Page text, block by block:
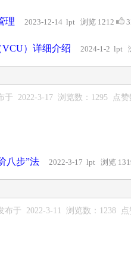
理 2023-12-14 lpt 浏览 1212 3
）详细介绍 2024-1-2 lpt
于 2022-3-17 浏览数：1295 点赞
八步”法 2022-3-17 lpt 浏览
布于 2022-3-11 浏览数：1238 点